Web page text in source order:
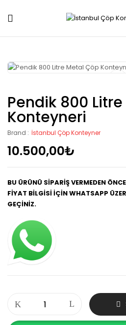
Pendik 800
Konteyneri
Brand : İstanbul Çöp Konteyner
10.500,00₺
BU ÜRÜNÜ SİPARİŞ VERMEDEN
FİYAT BİLGİSİ İÇİN WHATSAPP
GEÇİNİZ.
800
Litre